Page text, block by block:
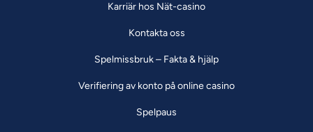
Karriär hos Nät-casino
Kontakta oss
Spelmissbruk – Fakta & hjälp
Verifiering av konto på online casino
Spelpaus